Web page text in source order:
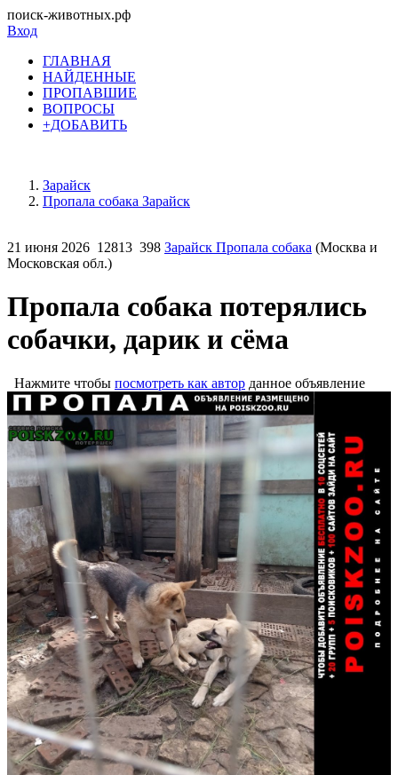
поиск-животных.рф
Вход
ГЛАВНАЯ
НАЙДЕННЫЕ
ПРОПАВШИЕ
ВОПРОСЫ
+ДОБАВИТЬ
Зарайск
Пропала собака Зарайск
21 июня 2026 12813 398 Зарайск Пропала собака (Москва и
Московская обл.)
Пропала собака потерялись
собачки, дарик и сёма
Нажмите чтобы посмотреть как автор данное объявление